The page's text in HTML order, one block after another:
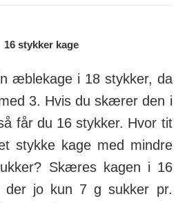
16 stykker kage
æblekage i 18 stykker, da
3. Hvis du skærer den i
får du 16 stykker. Hvor tit
stykke kage med mindre
Skæres kagen i 16
der jo kun 7 g sukker pr.